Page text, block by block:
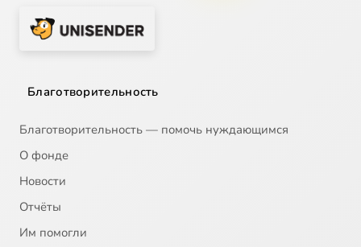
Благотворительность
Благотворительность — помочь нуждающимся
О фонде
Новости
Отчёты
Им помогли